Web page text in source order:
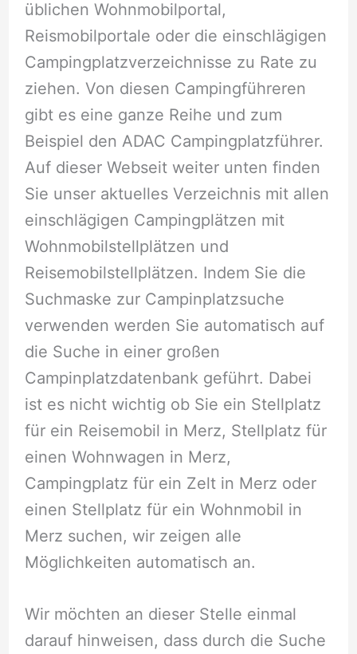
üblichen Wohnmobilportal,
Reismobilportale oder die einschlägigen
Campingplatzverzeichnisse zu Rate zu
ziehen. Von diesen Campingführeren
gibt es eine ganze Reihe und zum
Beispiel den ADAC Campingplatzführer.
Auf dieser Webseit weiter unten finden
Sie unser aktuelles Verzeichnis mit allen
einschlägigen Campingplätzen mit
Wohnmobilstellplätzen und
Reisemobilstellplätzen. Indem Sie die
Suchmaske zur Campinplatzsuche
verwenden werden Sie automatisch auf
die Suche in einer großen
Campinplatzdatenbank geführt. Dabei
ist es nicht wichtig ob Sie ein Stellplatz
für ein Reisemobil in Merz, Stellplatz für
einen Wohnwagen in Merz,
Campingplatz für ein Zelt in Merz oder
einen Stellplatz für ein Wohnmobil in
Merz suchen, wir zeigen alle
Möglichkeiten automatisch an.
Wir möchten an dieser Stelle einmal
darauf hinweisen, dass durch die Suche